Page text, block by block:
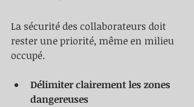
La sécurité des collaborateurs doit
rester une priorité, même en milieu
occupé.
Délimiter clairement les zones
dangereuses